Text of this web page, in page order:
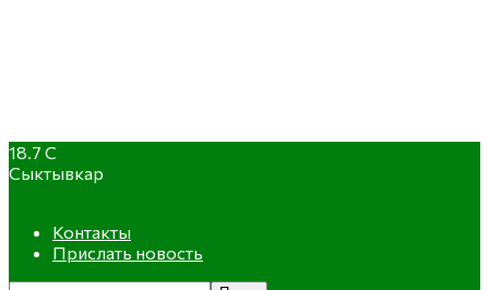
18.7 C
Сыктывкар
Контакты
Прислать новость